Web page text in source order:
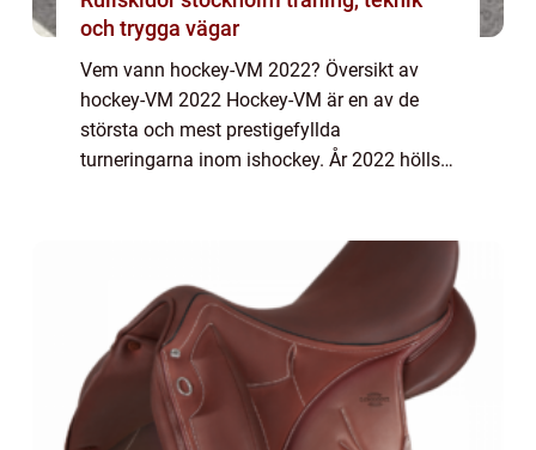
och trygga vägar
Vem vann hockey-VM 2022? Översikt av
hockey-VM 2022 Hockey-VM är en av de
största och mest prestigefyllda
turneringarna inom ishockey. År 2022 hölls